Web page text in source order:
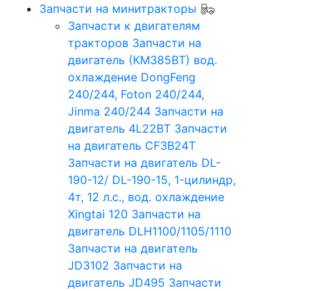
Запчасти на минитракторы
Запчасти к двигателям
тракторов Запчасти на
двигатель (КМ385ВТ) вод.
охлаждение DongFeng
240/244, Foton 240/244,
Jinma 240/244 Запчасти на
двигатель 4L22BT Запчасти
на двигатель CF3B24T
Запчасти на двигатель DL-
190-12/ DL-190-15, 1-цилиндр,
4т, 12 л.с., вод. охлаждение
Xingtai 120 Запчасти на
двигатель DLH1100/1105/1110
Запчасти на двигатель
JD3102 Запчасти на
двигатель JD495 Запчасти